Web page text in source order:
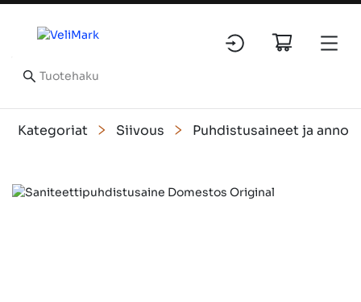
Kategoriat Siivous Puhdistusaineet ja
Slide 1 of 1